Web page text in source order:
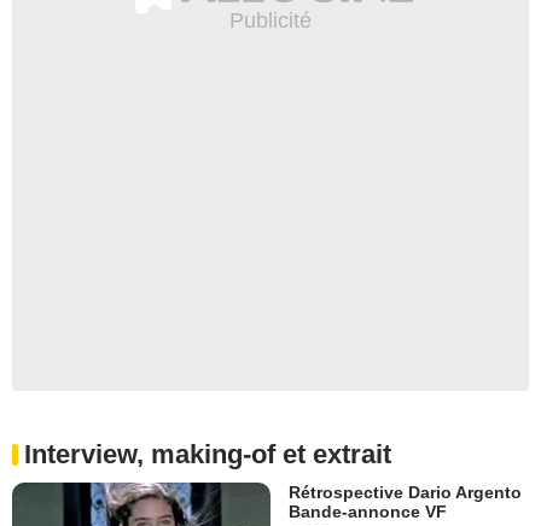
Interview, making-of et extrait
Rétrospective Dario Argento
Bande-annonce VF